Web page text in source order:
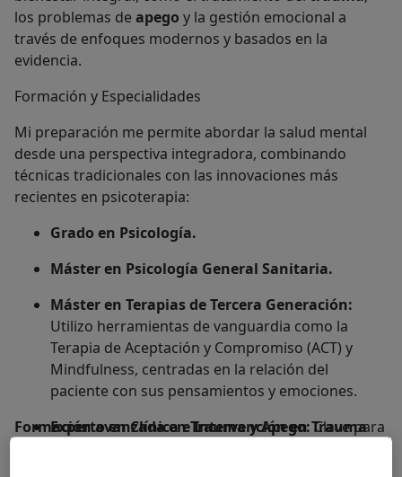
los problemas de apego y la gestión emocional a
través de enfoques modernos y basados en la
evidencia.
Formación y Especialidades
Mi preparación me permite abordar la salud mental
desde una perspectiva integradora, combinando
técnicas tradicionales con las innovaciones más
recientes en psicoterapia:
Grado en Psicología.
Máster en Psicología General Sanitaria.
Máster en Terapias de Tercera Generación:
Utilizo herramientas de vanguardia como la
Terapia de Aceptación y Compromiso (ACT) y
Mindfulness, centradas en la relación del
paciente con sus pensamientos y emociones.
Experto en Clínica e Intervención en Trauma
Formación avanzada en Trauma y Apego:Clave para